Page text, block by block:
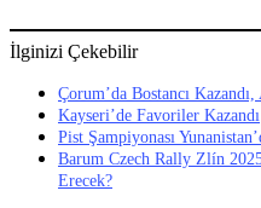
İlginizi Çekebilir
Çorum’da Bostancı
Kayseri’de Favoriler Kazandı
Pist Şampiyonası
Barum Czech Rally Zlín
Erecek?